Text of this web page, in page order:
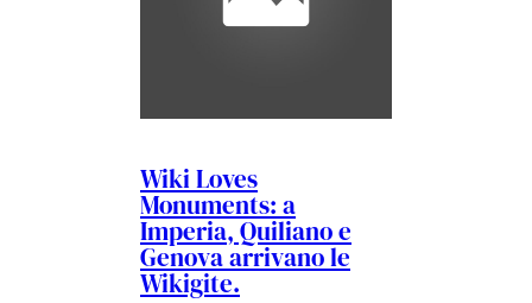
Wiki Loves
Monuments: a
Imperia, Quiliano e
Genova arrivano le
Wikigite.